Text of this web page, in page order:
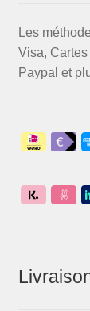
Les
Visa,
Paypal et